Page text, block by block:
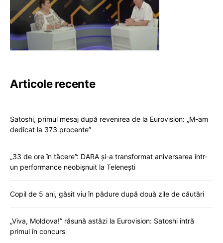
Articole recente
Satoshi, primul mesaj după revenirea de la Eurovision: „M-am
dedicat la 373 procente”
„33 de ore în tăcere”: DARA și-a transformat aniversarea într-
un performance neobișnuit la Telenești
Copil de 5 ani, găsit viu în pădure după două zile de căutări
„Viva, Moldova!” răsună astăzi la Eurovision: Satoshi intră
primul în concurs